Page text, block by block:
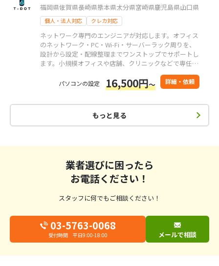
福岡県佐賀県長崎県熊本県大分県宮崎県鹿児島県山口県
個人・法人対応 クレカ対応
ネットワーク専門のエンジニアが対応します。オフィス
のネットワーク・PC・Wi‑Fi・サーバーラック周りを、
設計から設定・配線整理までワンストップでサポートし
ます。小規模オフィスや店舗、クリニックなどで専任の
担当者がいない環境のご相談もお任せください。
パソコンの設定 16,500円～ 詳細・依頼
もっと見る
業者選びに困ったら
お電話ください！
スタッフに何でもご相談ください！
03-5763-0068
受付時間 平日9:00-18:00 メールで相談